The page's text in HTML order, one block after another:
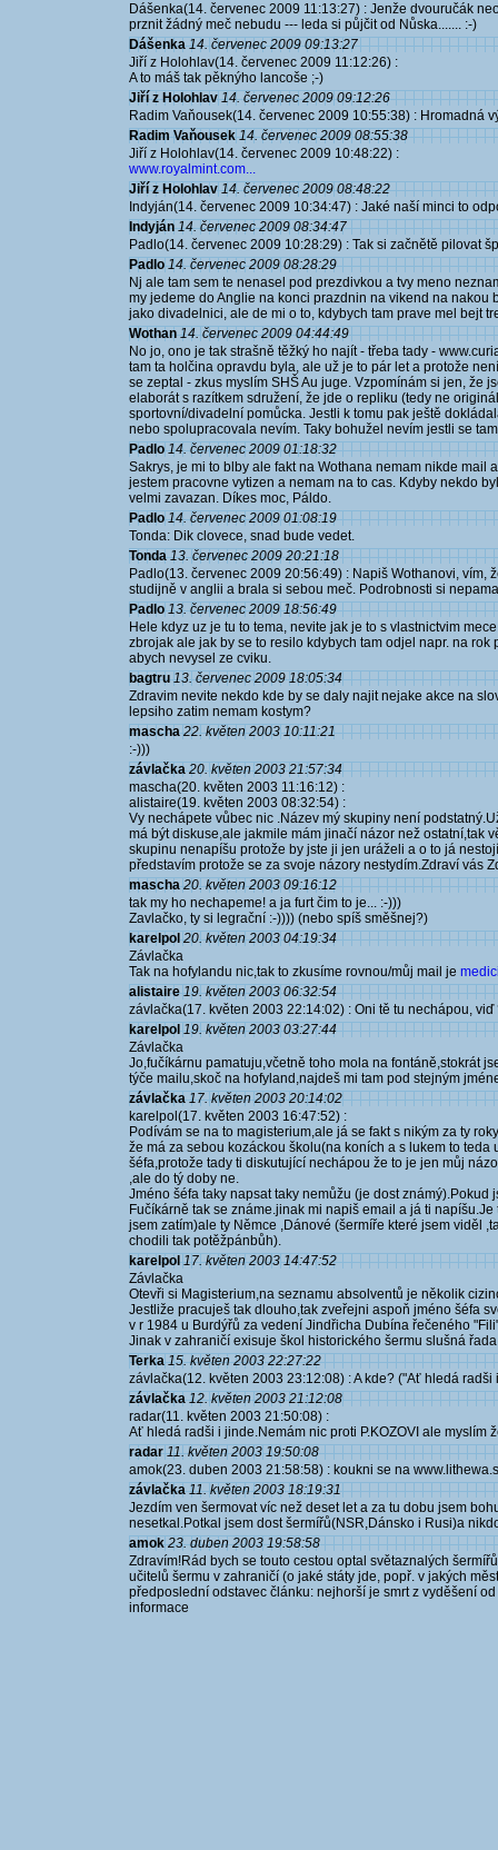
Dášenka(14. červenec 2009 11:13:27) : Jenže dvouručák
prznit žádný meč nebudu --- leda si půjčit od Nůska....... :-)
Dášenka 14. červenec 2009 09:13:27
Jiří z Holohlav(14. červenec 2009 11:12:26) :
A to máš tak pěknýho lancoše ;-)
Jiří z Holohlav 14. červenec 2009 09:12:26
Radim Vaňousek(14. červenec 2009 10:55:38) : Hromadná
Radim Vaňousek 14. červenec 2009 08:55:38
Jiří z Holohlav(14. červenec 2009 10:48:22) :
www.royalmint.com...
Jiří z Holohlav 14. červenec 2009 08:48:22
Indyján(14. červenec 2009 10:34:47) : Jaké naší minci to
Indyján 14. červenec 2009 08:34:47
Padlo(14. červenec 2009 10:28:29) : Tak si začnětě pilovat
Padlo 14. červenec 2009 08:28:29
Nj ale tam sem te nenasel pod prezdivkou a tvy meno
my jedeme do Anglie na konci prazdnin na vikend na nakou
jako divadelnici, ale de mi o to, kdybych tam prave mel bejt
Wothan 14. červenec 2009 04:44:49
No jo, ono je tak strašně těžký ho najít - třeba tady -
tam ta holčina opravdu byla, ale už je to pár let a protože
se zeptal - zkus myslím SHŠ Au juge. Vzpomínám si jen, že
elaborát s razítkem sdružení, že jde o repliku (tedy ne
sportovní/divadelní pomůcka. Jestli k tomu pak ještě
nebo spolupracovala nevím. Taky bohužel nevím jestli se
Padlo 14. červenec 2009 01:18:32
Sakrys, je mi to blby ale fakt na Wothana nemam nikde mail
jestem pracovne vytizen a nemam na to cas. Kdyby nekdo
velmi zavazan. Díkes moc, Páldo.
Padlo 14. červenec 2009 01:08:19
Tonda: Dik clovece, snad bude vedet.
Tonda 13. červenec 2009 20:21:18
Padlo(13. červenec 2009 20:56:49) : Napiš Wothanovi,
studijně v anglii a brala si sebou meč. Podrobnosti si
Padlo 13. červenec 2009 18:56:49
Hele kdyz uz je tu to tema, nevite jak je to s vlastnictvim
zbrojak ale jak by se to resilo kdybych tam odjel napr. na
abych nevysel ze cviku.
bagtru 13. červenec 2009 18:05:34
Zdravim nevite nekdo kde by se daly najit nejake akce na
lepsiho zatim nemam kostym?
mascha 22. květen 2003 10:11:21
:-)))
závlačka 20. květen 2003 21:57:34
mascha(20. květen 2003 11:16:12) :
alistaire(19. květen 2003 08:32:54) :
Vy nechápete vůbec nic .Název mý skupiny není
má být diskuse,ale jakmile mám jinačí názor než ostatní,tak
skupinu nenapíšu protože by jste ji jen uráželi a o to já
představím protože se za svoje názory nestydím.Zdraví vás
mascha 20. květen 2003 09:16:12
tak my ho nechapeme! a ja furt čim to je... :-)))
Zavlačko, ty si legrační :-)))) (nebo spíš směšnej?)
karelpol 20. květen 2003 04:19:34
Závlačka
Tak na hofylandu nic,tak to zkusíme rovnou/můj mail je
alistaire 19. květen 2003 06:32:54
závlačka(17. květen 2003 22:14:02) : Oni tě tu nechápou, viď
karelpol 19. květen 2003 03:27:44
Závlačka
Jo,fučíkárnu pamatuju,včetně toho mola na fontáně,stokrát
týče mailu,skoč na hofyland,najdeš mi tam pod stejným
závlačka 17. květen 2003 20:14:02
karelpol(17. květen 2003 16:47:52) :
Podívám se na to magisterium,ale já se fakt s nikým za ty
že má za sebou kozáckou školu(na koních a s lukem to
šéfa,protože tady ti diskutující nechápou že to je jen můj
,ale do tý doby ne.
Jméno šéfa taky napsat taky nemůžu (je dost
Fučíkárně tak se známe.jinak mi napiš email a já ti
jsem zatím)ale ty Němce ,Dánové (šermíře které jsem viděl
chodili tak potěžpánbůh).
karelpol 17. květen 2003 14:47:52
Závlačka
Otevři si Magisterium,na seznamu absolventů je několik
Jestliže pracuješ tak dlouho,tak zveřejni aspoň jméno šéfa
v r 1984 u Burdýřů za vedení Jindřicha Dubína řečeného
Jinak v zahraničí exisuje škol historického šermu slušná
Terka 15. květen 2003 22:27:22
závlačka(12. květen 2003 23:12:08) : A kde? ("Ať hledá radši
závlačka 12. květen 2003 21:12:08
radar(11. květen 2003 21:50:08) :
Ať hledá radši i jinde.Nemám nic proti P.KOZOVI ale myslím
radar 11. květen 2003 19:50:08
amok(23. duben 2003 21:58:58) : koukni se na
závlačka 11. květen 2003 18:19:31
Jezdím ven šermovat víc než deset let a za tu dobu jsem
nesetkal.Potkal jsem dost šermířů(NSR,Dánsko i Rusi)a
amok 23. duben 2003 19:58:58
Zdravím!Rád bych se touto cestou optal světaznalých
učitelů šermu v zahraničí (o jaké státy jde, popř. v jakých
předposlední odstavec článku: nejhorší je smrt z vyděšení
informace